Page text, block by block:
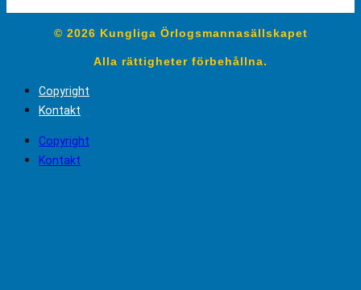
© 2026 Kungliga Örlogsmannasällskapet
Alla rättigheter förbehållna.
Copyright
Kontakt
Copyright
Kontakt